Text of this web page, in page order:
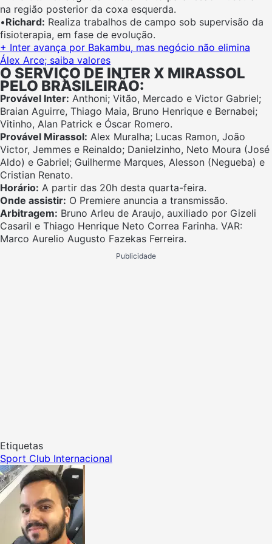
na região posterior da coxa esquerda.
•Richard: Realiza trabalhos de campo sob supervisão da
fisioterapia, em fase de evolução.
+ Inter avança por Bakambu, mas negócio não elimina
Álex Arce; saiba valores
O SERVIÇO DE INTER X MIRASSOL
PELO BRASILEIRÃO:
Provável Inter: Anthoni; Vitão, Mercado e Victor Gabriel;
Braian Aguirre, Thiago Maia, Bruno Henrique e Bernabei;
Vitinho, Alan Patrick e Óscar Romero.
Provável Mirassol: Alex Muralha; Lucas Ramon, João
Victor, Jemmes e Reinaldo; Danielzinho, Neto Moura (José
Aldo) e Gabriel; Guilherme Marques, Alesson (Negueba) e
Cristian Renato.
Horário: A partir das 20h desta quarta-feira.
Onde assistir: O Premiere anuncia a transmissão.
Arbitragem: Bruno Arleu de Araujo, auxiliado por Gizeli
Casaril e Thiago Henrique Neto Correa Farinha. VAR:
Marco Aurelio Augusto Fazekas Ferreira.
Publicidade
Etiquetas
Sport Club Internacional